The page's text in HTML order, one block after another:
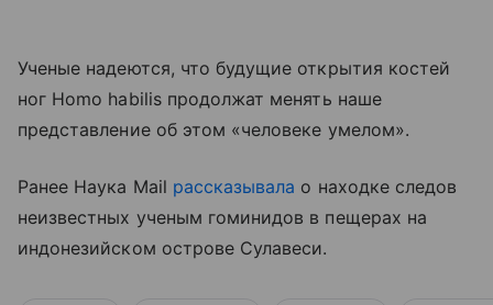
Ученые надеются, что будущие открытия костей
ног Homo habilis продолжат менять наше
представление об этом «человеке умелом».
Ранее Наука Mail рассказывала о находке следов
неизвестных ученым гоминидов в пещерах на
индонезийском острове Сулавеси.